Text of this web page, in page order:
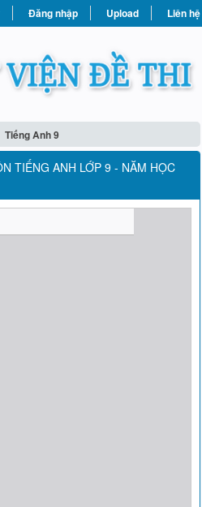
Đăng nhập Upload Liên hệ
Tiếng Anh 9
TIẾNG ANH LỚP 9 - NĂM HỌC